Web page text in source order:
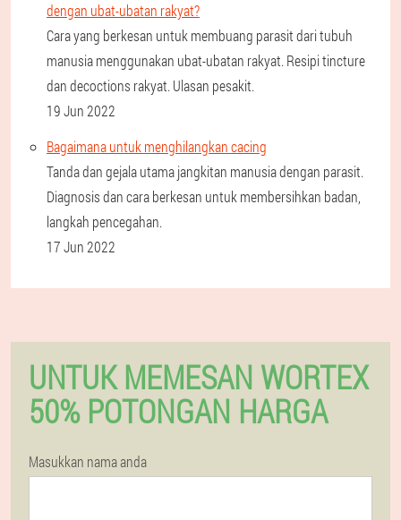
dengan ubat-ubatan rakyat?
Cara yang berkesan untuk membuang parasit dari tubuh
manusia menggunakan ubat-ubatan rakyat. Resipi tincture
dan decoctions rakyat. Ulasan pesakit.
19 Jun 2022
Bagaimana untuk menghilangkan cacing
Tanda dan gejala utama jangkitan manusia dengan parasit.
Diagnosis dan cara berkesan untuk membersihkan badan,
langkah pencegahan.
17 Jun 2022
UNTUK MEMESAN WORTEX
50% POTONGAN HARGA
Masukkan nama anda